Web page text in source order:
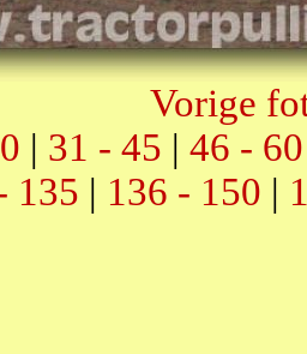
Vorige
| 31 - 45 | 46 - 60
135 | 136 - 150 |